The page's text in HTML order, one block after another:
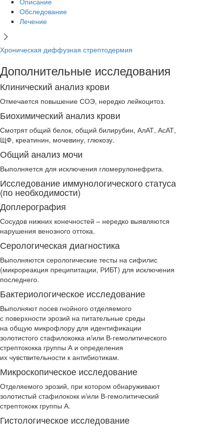
Обследование
Лечение
Хроническая диффузная стрептодермия
Дополнительные исследования
Клинический анализ крови
Отмечается повышение СОЭ, нередко лейкоцитоз.
Биохимический анализ крови
Смотрят общий белок, общий билирубин, АлАТ, АсАТ,
ЩФ, креатинин, мочевину, глюкозу.
Общий анализ мочи
Выполняется для исключения гломерулонефрита.
Исследование иммунологического статуса
(по необходимости)
Доплерография
Сосудов нижних конечностей – нередко выявляются
нарушения венозного оттока.
Серологическая диагностика
Выполняются серологические тесты на сифилис
(микрореакция преципитации, РИБТ) для исключения
последнего.
Бактериологическое исследование
Выполняют посев гнойного отделяемого
с поверхности эрозий на питательные среды
на общую микрофлору для идентификации
золотистого стафилококка и/или В-гемолитического
стрептококка группы А и определения
их чувствительности к антибиотикам.
Микроскопическое исследование
Отделяемого эрозий, при котором обнаруживают
золотистый стафилококк и/или В-гемолитический
стрептококк группы А.
Гистологическое исследование